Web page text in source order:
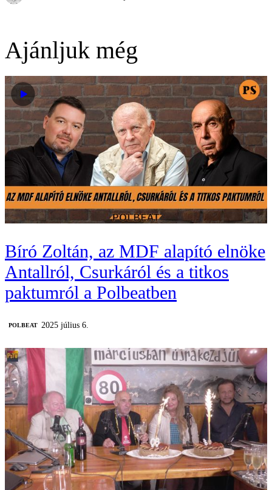
Ajánljuk még
Bíró Zoltán, az MDF alapító elnöke
Antallról, Csurkáról és a titkos
paktumról a Polbeatben
‎POLBEAT 2025 július 6.